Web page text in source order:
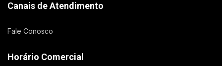
Canais de Atendimento
Fale Conosco
Horário Comercial